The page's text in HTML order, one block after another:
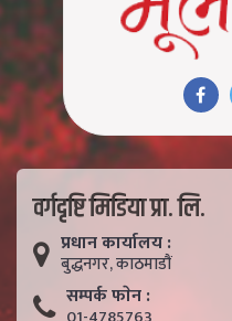
वर्गदृष्टि मिडिया प्रा. लि.
प्रधान कार्यालय :
बुद्धनगर, काठमाडाैं
सम्पर्क फाेन :